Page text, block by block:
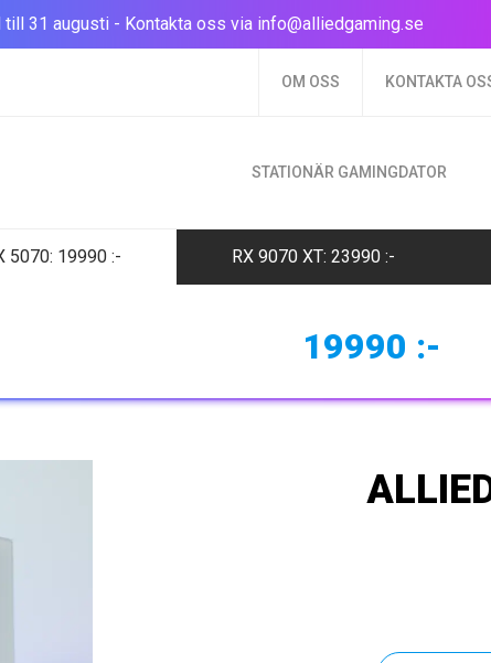
31 augusti - Kontakta oss via info@alliedgaming.se
OM OSS KONTAKTA
STATIONÄR GAMINGDATOR
5070: 19990 :- RX 9070 XT: 23990 :-
19990 :-